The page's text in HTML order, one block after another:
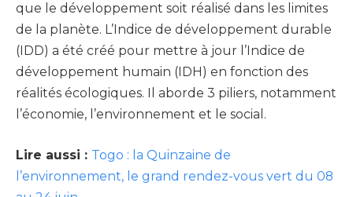
que le développement soit réalisé dans les limites
de la planète. L’Indice de développement durable
(IDD) a été créé pour mettre à jour l’Indice de
développement humain (IDH) en fonction des
réalités écologiques. Il aborde 3 piliers, notamment
l’économie, l’environnement et le social.
Lire aussi : Togo : la Quinzaine de
l’environnement, le grand rendez-vous vert du 08